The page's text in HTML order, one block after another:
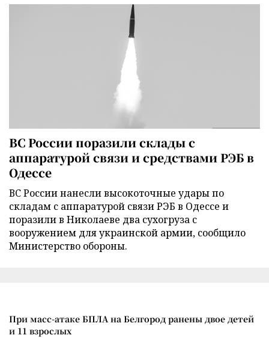
ВС России поразили склады с
аппаратурой связи и средствами РЭБ в
Одессе
ВС России нанесли высокоточные удары по
складам с аппаратурой связи РЭБ в Одессе и
поразили в Николаеве два сухогруза с
вооружением для украинской армии, сообщило
Министерство обороны.
При масс-атаке БПЛА на Белгород ранены двое детей
и 11 взрослых